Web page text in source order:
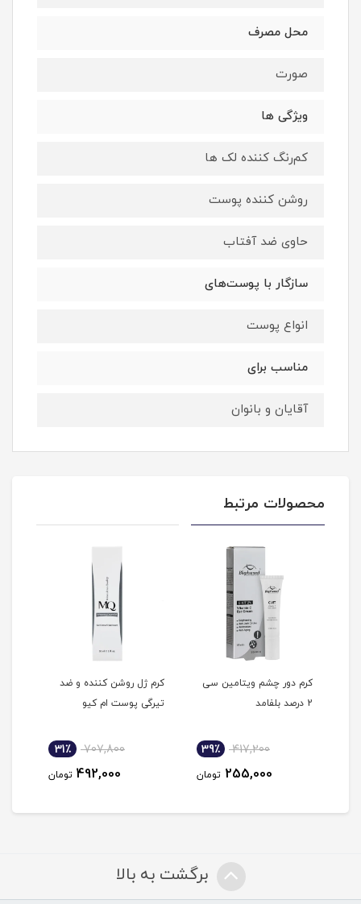
محل مصرف
صورت
ویژگی ها
کم‌رنگ کننده لک ها
روشن کننده پوست
حاوی ضد آفتاب
سازگار با پوست‌‌های
انواع پوست
مناسب برای
آقایان و بانوان
محصولات مرتبط
کرم دور چشم ویتامین سی
2 درصد بلفامد
417,200 39٪
255,000 تومان
کرم ژل روشن کننده و ضد
تیرگی پوست ام کیو
707,800 31٪
492,000 تومان
برگشت به بالا